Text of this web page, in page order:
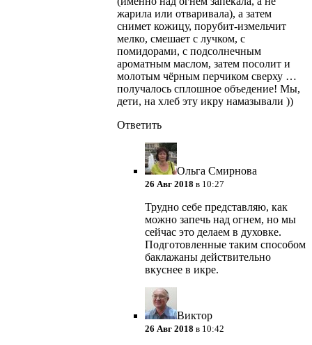
жарила или отваривала), а затем
снимет кожицу, порубит-измельчит
мелко, смешает с лучком, с
помидорами, с подсолнечным
ароматным маслом, затем посолит и
молотым чёрным перчиком сверху …
получалось сплошное объедение! Мы,
дети, на хлеб эту икру намазывали ))
Ответить
Ольга Смирнова
26 Авг 2018 в 10:27
Трудно себе представляю, как
можно запечь над огнем, но мы
сейчас это делаем в духовке.
Подготовленные таким способом
баклажаны действительно
вкуснее в икре.
Виктор
26 Авг 2018 в 10:42